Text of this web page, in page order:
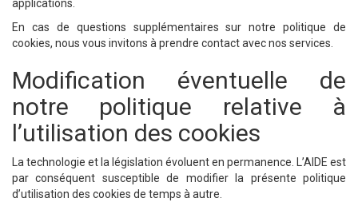
applications.
En cas de questions supplémentaires sur notre politique de
cookies, nous vous invitons à prendre contact avec nos services.
Modification éventuelle de
notre politique relative à
l’utilisation des cookies
La technologie et la législation évoluent en permanence. L’AIDE est
par conséquent susceptible de modifier la présente politique
d’utilisation des cookies de temps à autre.